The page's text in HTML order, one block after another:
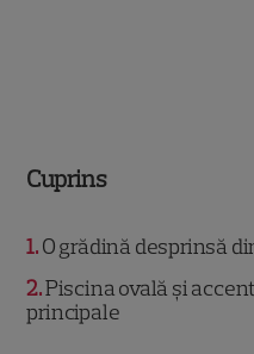
Cuprins
1 O grădină desprinsă
2 Piscina ovală și
principale